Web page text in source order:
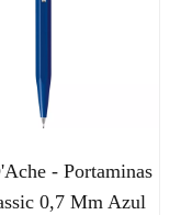
- Portaminas
0,7 Mm Azul